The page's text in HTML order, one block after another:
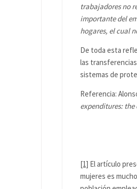
trabajadores no
importante del
hogares, el cual
De toda esta
las
sistemas de
Referencia:
expenditures: the
[1] El artículo
mujeres es